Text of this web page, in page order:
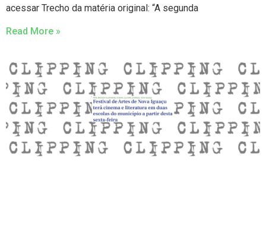
acessar Trecho da matéria original: “A segunda
Read More »